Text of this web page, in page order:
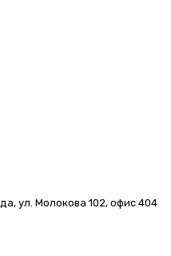
ул. Молокова 102, офис 404